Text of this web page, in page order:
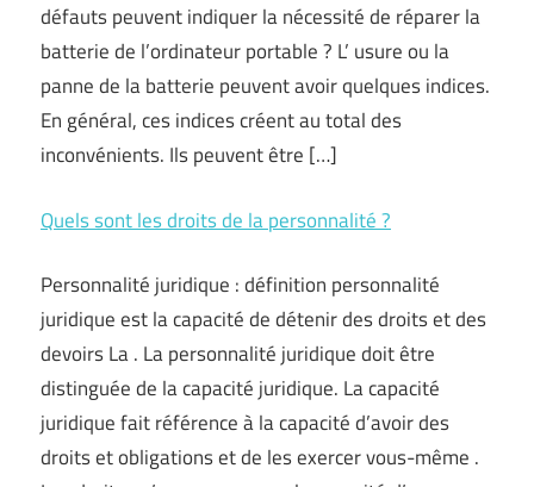
défauts peuvent indiquer la nécessité de réparer la
batterie de l’ordinateur portable ? L’ usure ou la
panne de la batterie peuvent avoir quelques indices.
En général, ces indices créent au total des
inconvénients. Ils peuvent être […]
Quels sont les droits de la personnalité ?
Personnalité juridique : définition personnalité
juridique est la capacité de détenir des droits et des
devoirs La . La personnalité juridique doit être
distinguée de la capacité juridique. La capacité
juridique fait référence à la capacité d’avoir des
droits et obligations et de les exercer vous-même .